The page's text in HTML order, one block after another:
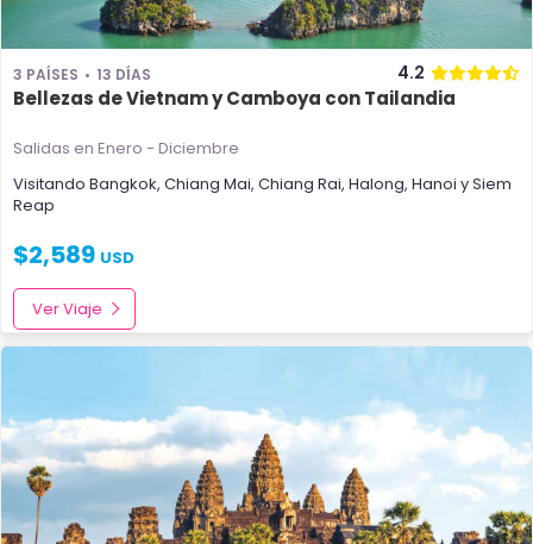
3 PAÍSES 13 DÍAS 4.2
Bellezas de Vietnam y Camboya con Tailandia
Salidas en Enero - Diciembre
Visitando Bangkok, Chiang Mai, Chiang Rai, Halong, Hanoi ySiem
Reap
$2,589 USD
Ver Viaje